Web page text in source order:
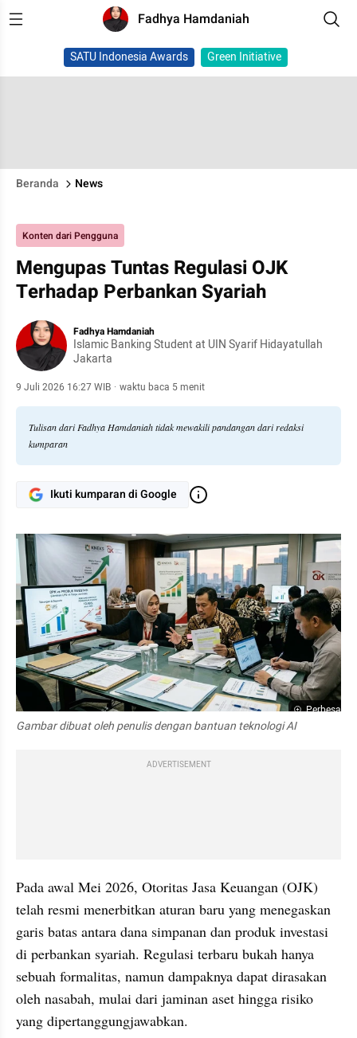
Fadhya Hamdaniah
SATU Indonesia Awards Green Initiative
Beranda News
Konten dari Pengguna
Mengupas Tuntas Regulasi OJK
Terhadap Perbankan Syariah
Fadhya Hamdaniah
Islamic Banking Student at UIN Syarif Hidayatullah
Jakarta
9 Juli 2026 16:27 WIB · waktu baca 5 menit
Tulisan dari Fadhya Hamdaniah tidak mewakili pandangan dari redaksi
kumparan
Ikuti kumparan di Google
Perbesar
Gambar dibuat oleh penulis dengan bantuan teknologi AI
ADVERTISEMENT
Pada awal Mei 2026, Otoritas Jasa Keuangan (OJK)
telah resmi menerbitkan aturan baru yang menegaskan
garis batas antara dana simpanan dan produk investasi
di perbankan syariah. Regulasi terbaru bukah hanya
sebuah formalitas, namun dampaknya dapat dirasakan
oleh nasabah, mulai dari jaminan aset hingga risiko
yang dipertanggungjawabkan.